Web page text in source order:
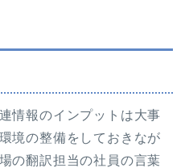
情報のインプットは大事
境の整備をしておきなが
の翻訳担当の社員の言葉